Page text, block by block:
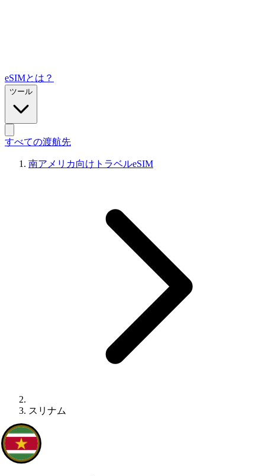
eSIMとは？
ツール
すべての渡航先
南アメリカ向けトラベルeSIM
スリナム